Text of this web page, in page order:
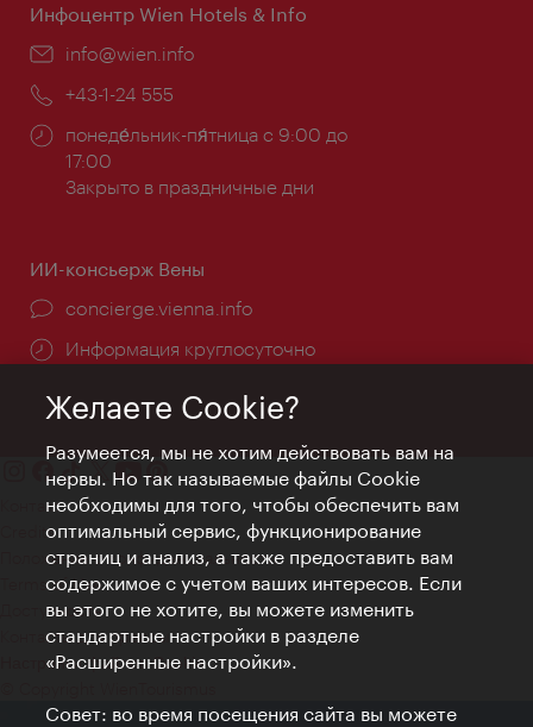
Инфоцентр Wien Hotels & Info
Эл.
info@wien.info
Телефон:
+43-1-24 555
Часы
работы:
понеде́льник-пя́тница с 9:00 до
17:00
Закрыто в праздничные дни
ИИ-консьерж Вены
concierge.vienna.info
Информация круглосуточно
Контакт
Credits
Положение о конфиденциальности
Terms of Use
Доступность
Контакты для прессы
Настройки файлов Cookie
Желаете Cookie?
Разумеется, мы не хотим действовать вам на
нервы. Но так называемые файлы Cookie
необходимы для того, чтобы обеспечить вам
оптимальный сервис, функционирование
страниц и анализ, а также предоставить вам
содержимое с учетом ваших интересов. Если
вы этого не хотите, вы можете изменить
стандартные настройки в разделе
«Расширенные настройки».
Совет: во время посещения сайта вы можете